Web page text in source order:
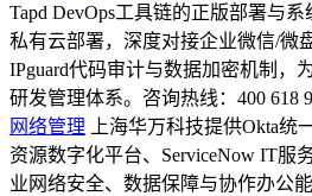
Tapd DevOps工具链的正版部署与
私有云部署，深度对接企业微信/微
IPguard代码审计与数据加密机制，
研发管理体系。咨询热线：400 618
网络管理
上海华万科技提供Okta统
资源数字化平台、ServiceNow IT服
业网络安全、数据保障与协作办公